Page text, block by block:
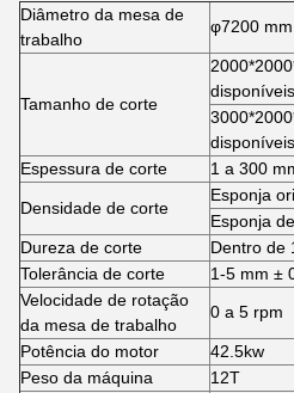
Diâmetro da mesa de
trabalho
φ7200 mm
Tamanho de corte
Espessura de corte
1 a 300
Densidade de corte
Esponja
Esponja
Dureza de corte
Dentro de
Tolerância de corte
1-5 mm ±
Velocidade de rotação
da mesa de trabalho
0 a 5 rpm
Potência do motor
42.5kw
Peso da máquina
12T